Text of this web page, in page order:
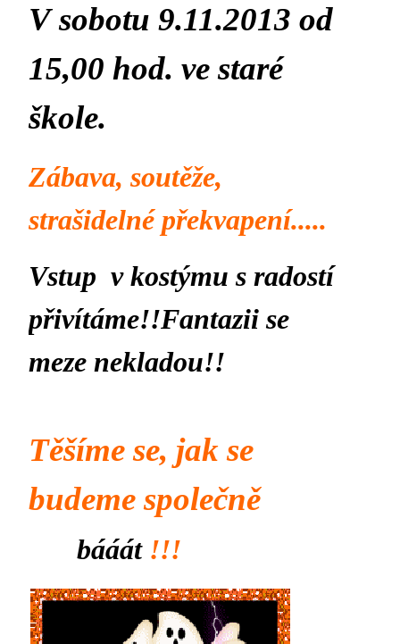
V sobotu 9.11.2013 od
15,00 hod. ve staré
škole.
Zábava, soutěže,
strašidelné překvapení.....
Vstup v kostýmu s radostí
přivítáme!!Fantazii se
meze nekladou!!
Těšíme se, jak se
budeme společně
bááát !!!